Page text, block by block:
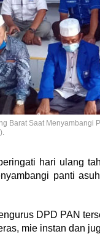
Barat Saat Menyambangi
hari ulang
panti
DPD PAN
mie instan dan